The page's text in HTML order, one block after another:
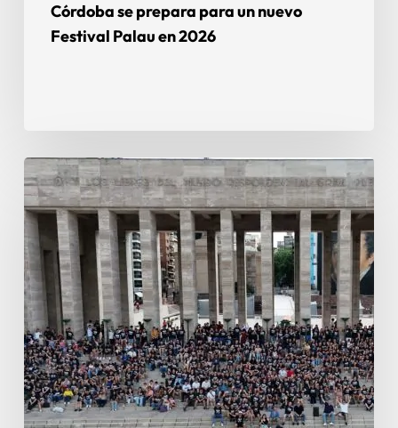
Córdoba se prepara para un nuevo
Festival Palau en 2026